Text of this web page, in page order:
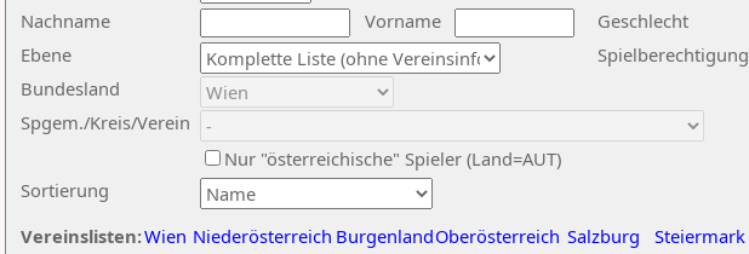
Nachname
Vorname
Ebene
Sortierung
Bundesland
Spgem./Kreis/Verein
Geschlecht
Nur "österreichische" Spieler (Land=AUT)
Spielberechtigung
Vereinslisten:Wien Niederösterreich BurgenlandOberösterreich Salzburg Steiermark